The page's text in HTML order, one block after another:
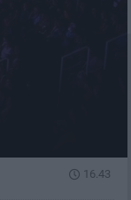
16.43